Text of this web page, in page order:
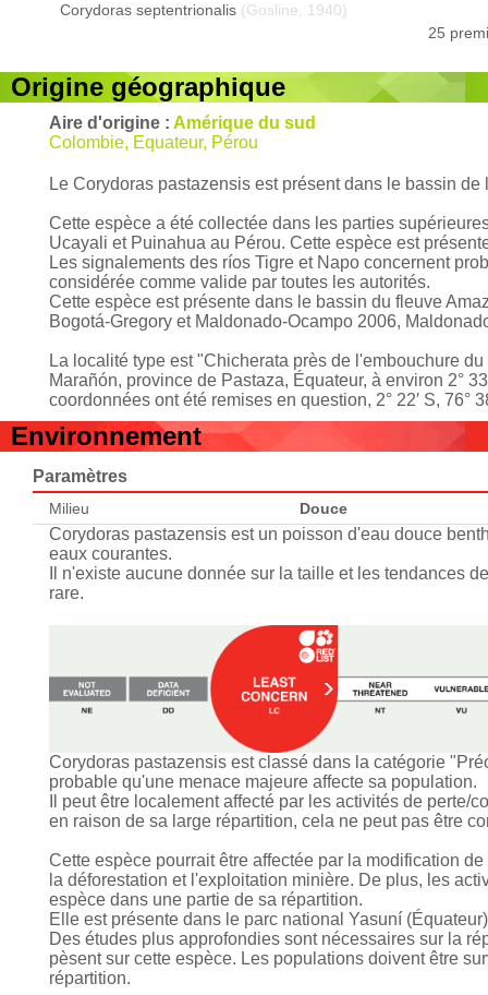
Corydoras septentrionalis (Gosline, 1940)
25
Origine géographique
Aire d'origine : Amérique du sud
Colombie, Equateur, Pérou
Le Corydoras pastazensis est présent dans le bassin
Cette espèce a été collectée dans les parties
Ucayali et Puinahua au Pérou. Cette espèce est
Les signalements des ríos Tigre et Napo concernent
considérée comme valide par toutes les autorités.
Cette espèce est présente dans le bassin du fleuve
Bogotá-Gregory et Maldonado-Ocampo 2006,
La localité type est "Chicherata près de l'embouchure
Marañón, province de Pastaza, Équateur, à environ 2°
coordonnées ont été remises en question, 2° 22′ S, 76°
Environnement
Paramètres
Milieu Douce
Corydoras pastazensis est un poisson d'eau douce
eaux courantes.
Il n'existe aucune donnée sur la taille et les tendances
rare.
Corydoras pastazensis est classé dans la catégorie
probable qu'une menace majeure affecte sa population.
Il peut être localement affecté par les activités de
en raison de sa large répartition, cela ne peut pas être
Cette espèce pourrait être affectée par la modification
la déforestation et l'exploitation minière. De plus, les
espèce dans une partie de sa répartition.
Elle est présente dans le parc national Yasuní
Des études plus approfondies sont nécessaires sur la
pèsent sur cette espèce. Les populations doivent être
répartition.